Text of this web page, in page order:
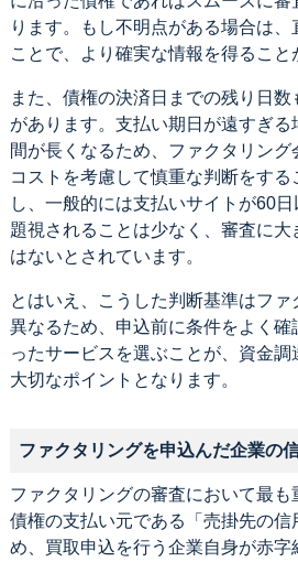
ります。もし不明点がある場合は、
ことで、より確実な情報を得ること
また、債権の決済日までの残り日数
があります。支払い期日が遠すぎる
間が長くなるため、ファクタリン
コストを考慮して慎重な判断をす
し、一般的には支払いサイトが60
題視されることは少なく、審査に大
はないとされています。
とはいえ、こうした判断基準はファ
異なるため、申込前に条件をよく確
ったサービスを選ぶことが、資金
大切なポイントとなります。
ファクタリングを申込んだ企業の
ファクタリングの審査において最
債権の支払い元である「売掛先の信
め、買取申込を行う企業自身が赤字